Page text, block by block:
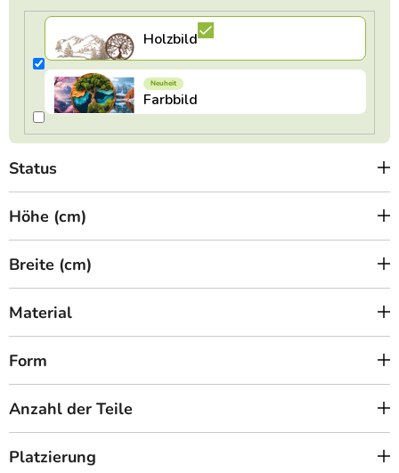
Status
Höhe (cm)
Breite (cm)
Material
Form
Anzahl der Teile
Platzierung